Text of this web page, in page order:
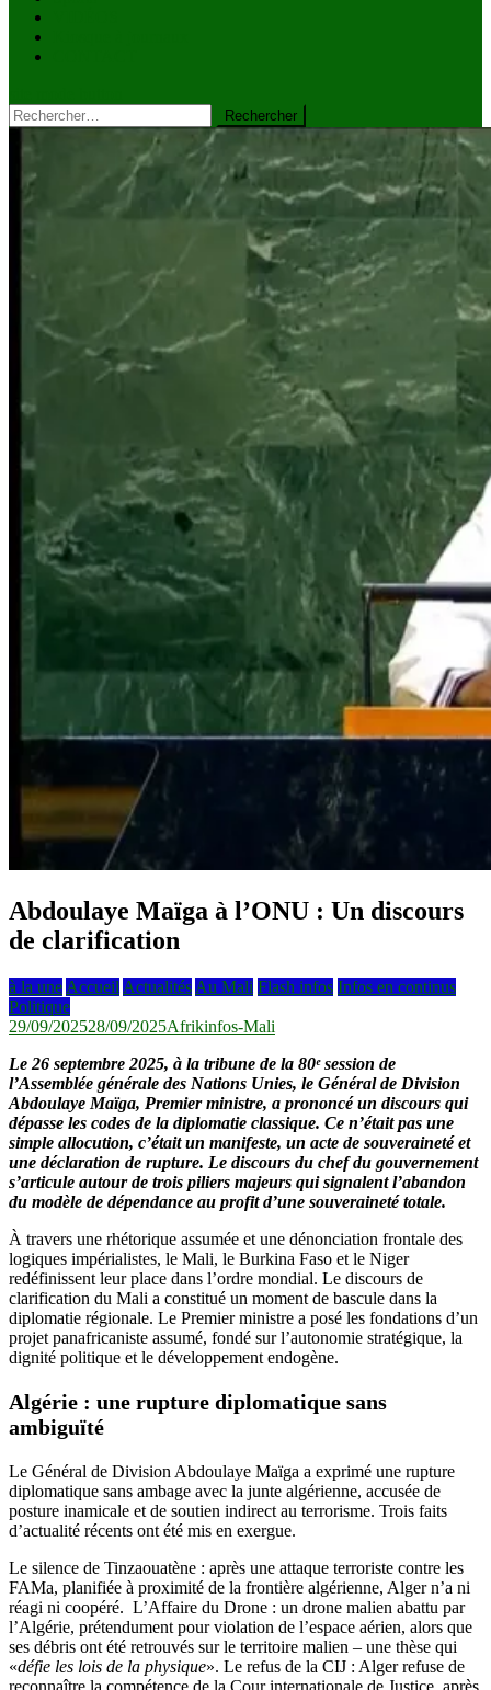
Rechercher :
Abdoulaye Maïga à l’ONU : Un discours
de clarification
à la une Accueil Actualités Au Mali Flash infos Infos en continus
Politique
29/09/202528/09/2025Afrikinfos-Mali
Le 26 septembre 2025, à la tribune de la 80ᵉ session de
l’Assemblée générale des Nations Unies, le Général de Division
Abdoulaye Maïga, Premier ministre, a prononcé un discours qui
dépasse les codes de la diplomatie classique. Ce n’était pas une
simple allocution, c’était un manifeste, un acte de souveraineté et
une déclaration de rupture. Le discours du chef du gouvernement
s’articule autour de trois piliers majeurs qui signalent l’abandon
du modèle de dépendance au profit d’une souveraineté totale.
À travers une rhétorique assumée et une dénonciation frontale des
logiques impérialistes, le Mali, le Burkina Faso et le Niger
redéfinissent leur place dans l’ordre mondial. Le discours de
clarification du Mali a constitué un moment de bascule dans la
diplomatie régionale. Le Premier ministre a posé les fondations d’un
projet panafricaniste assumé, fondé sur l’autonomie stratégique, la
dignité politique et le développement endogène.
Algérie : une rupture diplomatique sans
ambiguïté
Le Général de Division Abdoulaye Maïga a exprimé une rupture
diplomatique sans ambage avec la junte algérienne, accusée de
posture inamicale et de soutien indirect au terrorisme. Trois faits
d’actualité récents ont été mis en exergue.
Le silence de Tinzaouatène : après une attaque terroriste contre les
FAMa, planifiée à proximité de la frontière algérienne, Alger n’a ni
réagi ni coopéré. L’Affaire du Drone : un drone malien abattu par
l’Algérie, prétendument pour violation de l’espace aérien, alors que
ses débris ont été retrouvés sur le territoire malien – une thèse qui
«défie les lois de la physique». Le refus de la CIJ : Alger refuse de
reconnaître la compétence de la Cour internationale de Justice, après